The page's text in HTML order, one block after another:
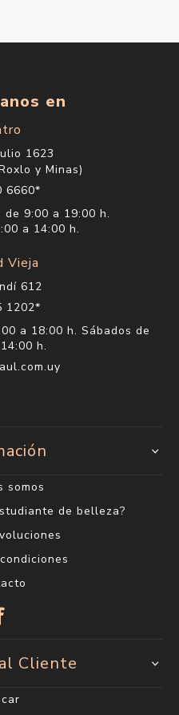
en
1623
y Minas)
6660*
9:00 a 19:00 h.
a 14:00 h.
Vieja
612
1202*
a 18:00 h. Sábados de
h.
somos
de belleza?
Cliente